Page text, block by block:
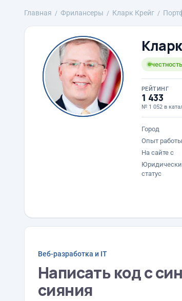
Главная Фрилансеры Кларк Крейг
РЕЙТИНГ
1 433
№ 1 052 в
Город
Опыт работы
На сайте с
статус
Веб-разработка и IT
Написать код с
сияния